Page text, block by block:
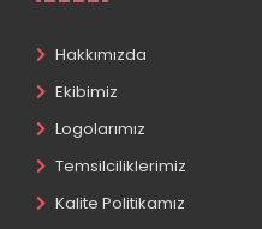
Hakkımızda
Ekibimiz
Logolarımız
Temsilciliklerimiz
Kalite Politikamız